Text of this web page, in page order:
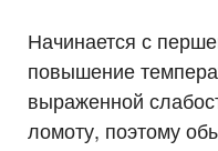
Начинается с
повышение
выраженной
ломоту, поэтому